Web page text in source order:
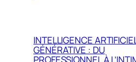
INTELLIGENCE
GÉNÉRATIVE : DU